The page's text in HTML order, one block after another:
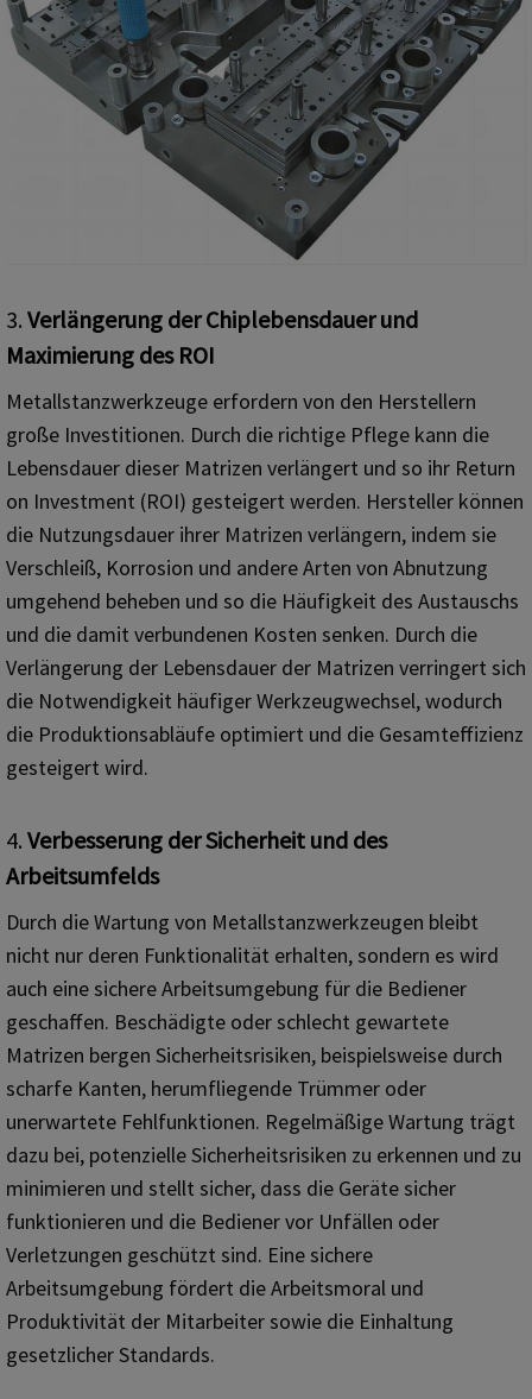
3. Verlängerung der Chiplebensdauer und
Maximierung des ROI
Metallstanzwerkzeuge erfordern von den Herstellern
große Investitionen. Durch die richtige Pflege kann die
Lebensdauer dieser Matrizen verlängert und so ihr Return
on Investment (ROI) gesteigert werden. Hersteller können
die Nutzungsdauer ihrer Matrizen verlängern, indem sie
Verschleiß, Korrosion und andere Arten von Abnutzung
umgehend beheben und so die Häufigkeit des Austauschs
und die damit verbundenen Kosten senken. Durch die
Verlängerung der Lebensdauer der Matrizen verringert sich
die Notwendigkeit häufiger Werkzeugwechsel, wodurch
die Produktionsabläufe optimiert und die Gesamteffizienz
gesteigert wird.
4. Verbesserung der Sicherheit und des
Arbeitsumfelds
Durch die Wartung von Metallstanzwerkzeugen bleibt
nicht nur deren Funktionalität erhalten, sondern es wird
auch eine sichere Arbeitsumgebung für die Bediener
geschaffen. Beschädigte oder schlecht gewartete
Matrizen bergen Sicherheitsrisiken, beispielsweise durch
scharfe Kanten, herumfliegende Trümmer oder
unerwartete Fehlfunktionen. Regelmäßige Wartung trägt
dazu bei, potenzielle Sicherheitsrisiken zu erkennen und zu
minimieren und stellt sicher, dass die Geräte sicher
funktionieren und die Bediener vor Unfällen oder
Verletzungen geschützt sind. Eine sichere
Arbeitsumgebung fördert die Arbeitsmoral und
Produktivität der Mitarbeiter sowie die Einhaltung
gesetzlicher Standards.